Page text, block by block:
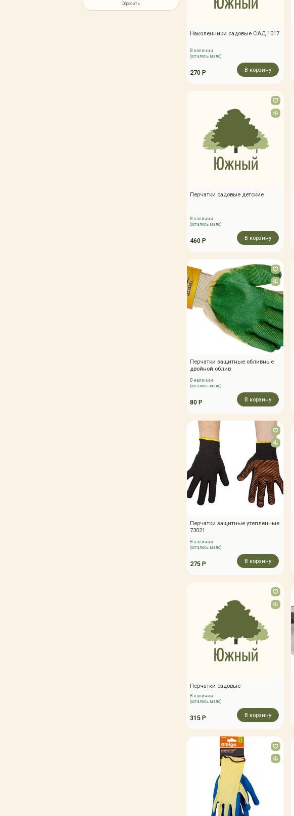
Зимние товары
Сбросить
Наколенники садовые САД 1017
В наличии
(осталось мало)
270 Р В корзину
Перчатки садовые детские
В наличии
(осталось мало)
460 Р В корзину
Перчатки защитные обливные
двойной облив
В наличии
(осталось мало)
80 Р В корзину
Перчатки защитные утепленные
73021
В наличии
(осталось мало)
275 Р В корзину
Перчатки садовые
В наличии
(осталось мало)
315 Р В корзину